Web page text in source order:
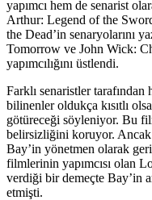
yapımcı hem de senarist
Arthur: Legend of the
the Dead’in senaryolarını
Tomorrow ve John Wick:
yapımcılığını üstlendi.
Farklı senaristler
bilinenler oldukça kısıtlı
götüreceği söyleniyor. Bu
belirsizliğini koruyor.
Bay’in yönetmen olarak
filmlerinin yapımcısı olan
verdiği bir demeçte Bay’in
etmişti.